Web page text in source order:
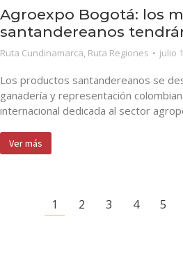
Agroexpo Bogotá: los
santandereanos
Ruta Cundinamarca, Ruta Regiones julio
Los productos santandereanos se
ganadería y representación
internacional dedicada al sector
Ver más
1 2 3 4 5